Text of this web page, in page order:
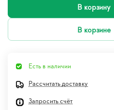
В корзину
В корзине
Есть в наличии
Рассчитать доставку
Запросить счёт